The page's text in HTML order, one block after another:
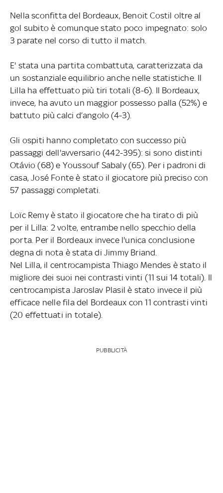
Nella sconfitta del Bordeaux, Benoit Costil oltre al
gol subito è comunque stato poco impegnato: solo
3 parate nel corso di tutto il match.
E' stata una partita combattuta, caratterizzata da
un sostanziale equilibrio anche nelle statistiche. Il
Lilla ha effettuato più tiri totali (8-6). Il Bordeaux,
invece, ha avuto un maggior possesso palla (52%) e
battuto più calci d’angolo (4-3).
Gli ospiti hanno completato con successo più
passaggi dell'avversario (442-395): si sono distinti
Otávio (68) e Youssouf Sabaly (65). Per i padroni di
casa, José Fonte è stato il giocatore più preciso con
57 passaggi completati.
Loïc Remy è stato il giocatore che ha tirato di più
per il Lilla: 2 volte, entrambe nello specchio della
porta. Per il Bordeaux invece l'unica conclusione
degna di nota è stata di Jimmy Briand.
Nel Lilla, il centrocampista Thiago Mendes è stato il
migliore dei suoi nei contrasti vinti (11 sui 14 totali). Il
centrocampista Jaroslav Plasil è stato invece il più
efficace nelle fila del Bordeaux con 11 contrasti vinti
(20 effettuati in totale).
PUBBLICITÀ